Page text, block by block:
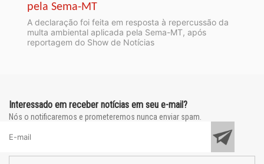
pela Sema-MT
A declaração foi feita em resposta à repercussão da
multa ambiental aplicada pela Sema-MT, após
reportagem do Show de Notícias
Interessado em receber notícias em seu e-mail?
Nós o notificaremos e prometeremos nunca enviar spam.